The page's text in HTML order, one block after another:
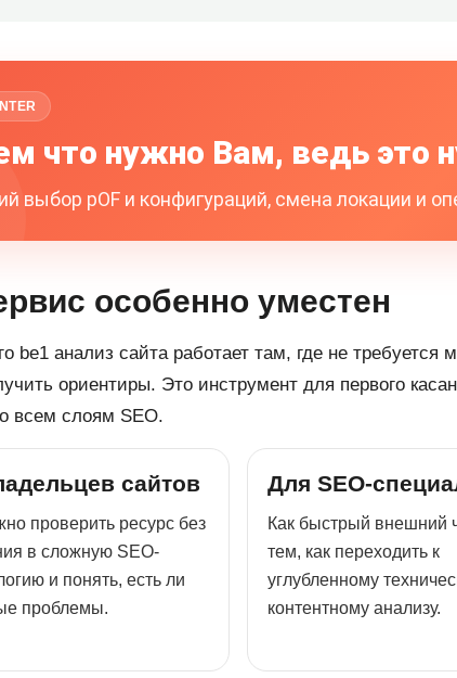
что нужно Вам, ведь это
выбор pOF и конфигураций, смена локации и
особенно уместен
be1 анализ сайта работает там, где не требуется
ориентиры. Это инструмент для первого
всем слоям SEO.
сайтов
проверить ресурс без
в сложную SEO-
и понять, есть ли
проблемы.
Для SEO-
Как быстрый внешний
тем, как переходить к
углубленному
контентному анализу.